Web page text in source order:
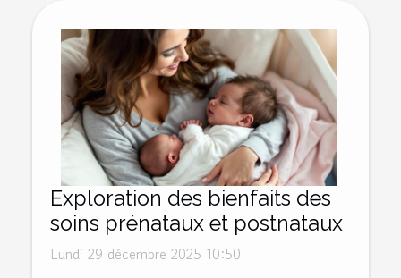
Exploration des bienfaits des
soins prénataux et postnataux
Lundi 29 décembre 2025 10:50